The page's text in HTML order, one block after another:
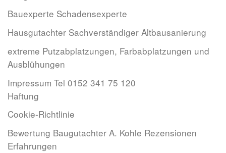
Bauexperte Schadensexperte
Hausgutachter Sachverständiger Altbausanierung
extreme Putzabplatzungen, Farbabplatzungen und
Ausblühungen
Impressum Tel 0152 341 75 120
Haftung
Cookie-Richtlinie
Bewertung Baugutachter A. Kohle Rezensionen
Erfahrungen